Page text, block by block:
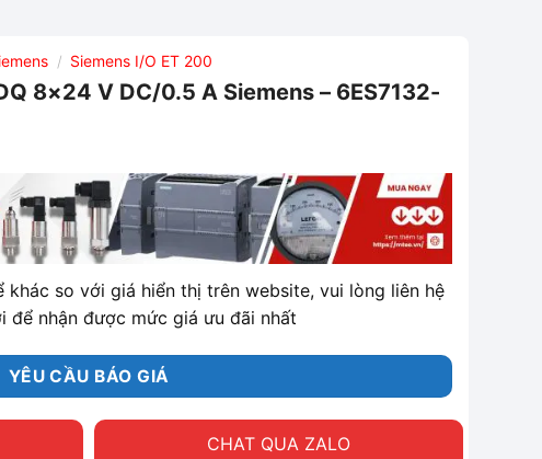
/ Siemens I/O ET 200
8×24 V DC/0.5 A Siemens – 6ES7132-
khác so với giá hiển thị trên website, vui lòng liên hệ
để nhận được mức giá ưu đãi nhất
YÊU CẦU BÁO GIÁ
CHAT QUA ZALO